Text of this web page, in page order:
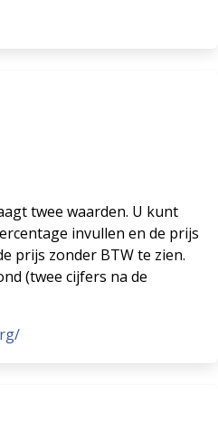
twee waarden. U kunt
invullen en de prijs
prijs zonder BTW te zien.
(twee cijfers na de